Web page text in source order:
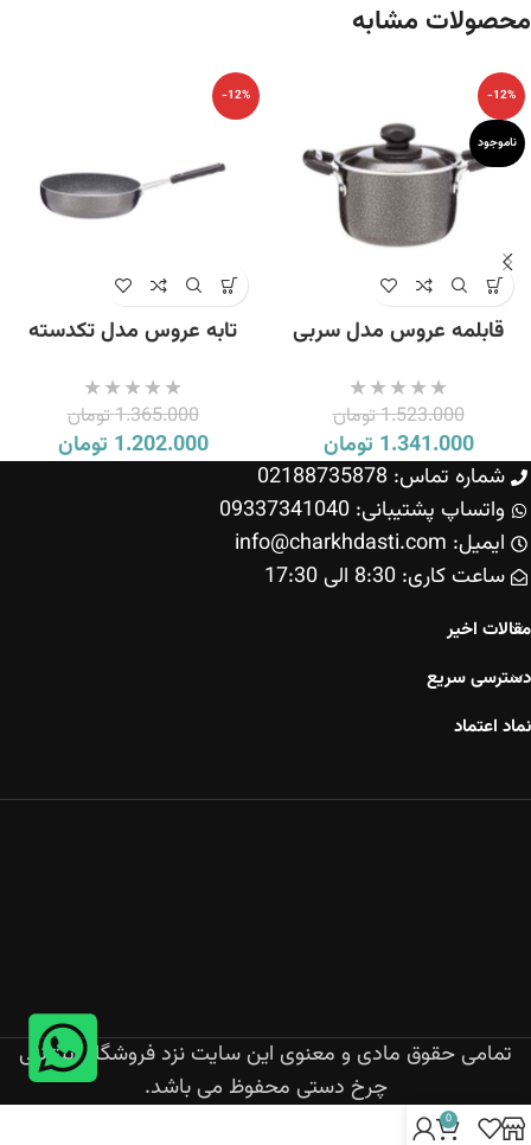
محصولات مشابه
-12%
ناموجود
قابلمه عروس مدل سربی
1.523.000تومان
1.341.000 تومان
-12%
تابه عروس مدل تکدسته
1.365.000تومان
1.202.000 تومان
شماره تماس: 02188735878
واتساپ پشتیبانی: 09337341040
ایمیل: info@charkhdasti.com
ساعت کاری: 8:30 الی 17:30
مقالات اخیر
دسترسی سریع
نماد اعتماد
تمامی حقوق مادی و معنوی این سایت نزد فروشگاه اینترنتی
چرخ دستی محفوظ می باشد.
0